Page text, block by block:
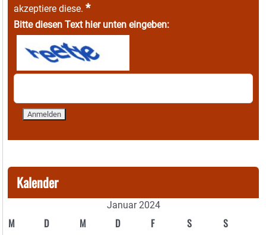
akzeptiere diese. *
Bitte diesen Text hier unten eingeben:
Kalender
Januar 2024
M D M D F S S